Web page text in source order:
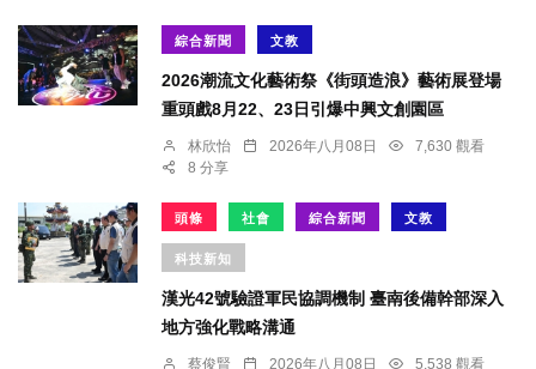
綜合新聞 文教
2026潮流文化藝術祭《街頭造浪》藝術展登場
重頭戲8月22、23日引爆中興文創園區
林欣怡 2026年八月08日
7,630 觀看
8 分享
頭條 社會 綜合新聞 文教
科技新知
漢光42號驗證軍民協調機制 臺南後備幹部深入
地方強化戰略溝通
蔡俊賢 2026年八月08日
5,538 觀看